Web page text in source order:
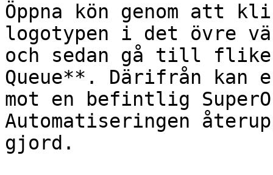
Öppna kön genom att
logotypen i det övre
och sedan gå till fliken
Queue**. Därifrån kan
mot en befintlig
Automatiseringen
gjord.